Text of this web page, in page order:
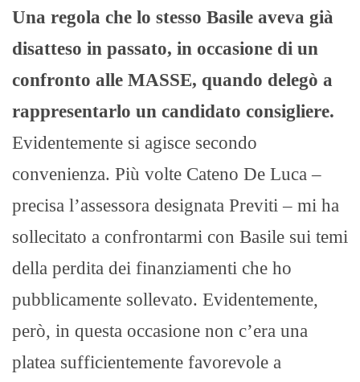
Una regola che lo stesso Basile aveva già
disatteso in passato, in occasione di un
confronto alle MASSE, quando delegò a
rappresentarlo un candidato consigliere.
Evidentemente si agisce secondo
convenienza. Più volte Cateno De Luca –
precisa l’assessora designata Previti – mi ha
sollecitato a confrontarmi con Basile sui temi
della perdita dei finanziamenti che ho
pubblicamente sollevato. Evidentemente,
però, in questa occasione non c’era una
platea sufficientemente favorevole a